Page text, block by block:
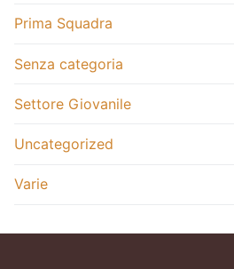
Prima Squadra
Senza categoria
Settore Giovanile
Uncategorized
Varie